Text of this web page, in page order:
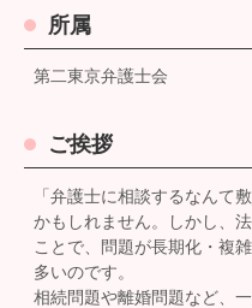
所属
第二東京弁護士会
ご挨拶
「弁護士に相談するなんて
かもしれません。しかし、
ことで、問題が長期化・複
多いのです。
相続問題や離婚問題など、